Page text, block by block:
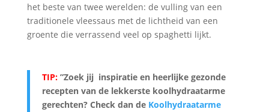
het beste van twee werelden: de vulling van een
traditionele vleessaus met de lichtheid van een
groente die verrassend veel op spaghetti lijkt.
TIP:”Zoek jij inspiratie en heerlijke gezonde
recepten van de lekkerste koolhydraatarme
gerechten? Check dan de Koolhydraatarme